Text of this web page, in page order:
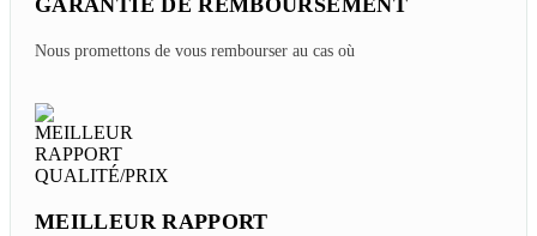
GARANTIE DE REMBOURSEMENT
Nous promettons de vous rembourser au cas où
MEILLEUR RAPPORT